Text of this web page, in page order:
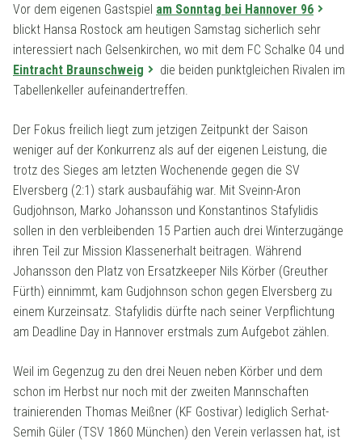
Vor dem eigenen Gastspiel am Sonntag bei Hannover 96
blickt Hansa Rostock am heutigen Samstag sicherlich sehr
interessiert nach Gelsenkirchen, wo mit dem FC Schalke 04 und
Eintracht Braunschweig
die beiden punktgleichen Rivalen im
Tabellenkeller aufeinandertreffen.
Der Fokus freilich liegt zum jetzigen Zeitpunkt der Saison
weniger auf der Konkurrenz als auf der eigenen Leistung, die
trotz des Sieges am letzten Wochenende gegen die SV
Elversberg (2:1) stark ausbaufähig war. Mit Sveinn-Aron
Gudjohnson, Marko Johansson und Konstantinos Stafylidis
sollen in den verbleibenden 15 Partien auch drei Winterzugänge
ihren Teil zur Mission Klassenerhalt beitragen. Während
Johansson den Platz von Ersatzkeeper Nils Körber (Greuther
Fürth) einnimmt, kam Gudjohnson schon gegen Elversberg zu
einem Kurzeinsatz. Stafylidis dürfte nach seiner Verpflichtung
am Deadline Day in Hannover erstmals zum Aufgebot zählen.
Weil im Gegenzug zu den drei Neuen neben Körber und dem
schon im Herbst nur noch mit der zweiten Mannschaften
trainierenden Thomas Meißner (KF Gostivar) lediglich Serhat-
Semih Güler (TSV 1860 München) den Verein verlassen hat, ist